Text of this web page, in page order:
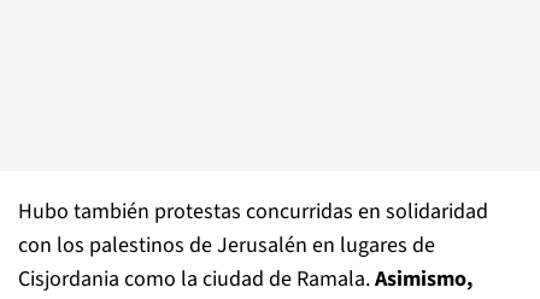
Hubo también protestas concurridas en solidaridad
con los palestinos de Jerusalén en lugares de
Cisjordania como la ciudad de Ramala.Asimismo,